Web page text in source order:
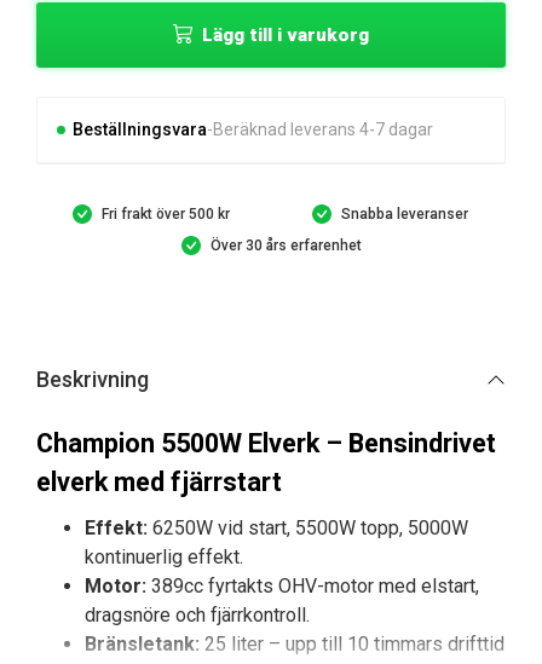
med
bensin
Lägg till i varukorg
Beställningsvara Beräknad leverans 4-7 dagar
Fri frakt över 500 kr
Snabba leveranser
Över 30 års erfarenhet
Beskrivning
Champion 5500W Elverk – Bensindrivet
elverk med fjärrstart
Effekt: 6250W vid start, 5500W topp, 5000W
kontinuerlig effekt.
Motor: 389cc fyrtakts OHV-motor med elstart,
dragsnöre och fjärrkontroll.
Bränsletank: 25 liter – upp till 10 timmars drifttid